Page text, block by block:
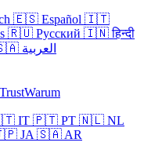
🇪🇸 Español 🇮🇹
🇷🇺 Русский 🇮🇳 हिन्दी
🇸🇦 العربية
Warum
IT 🇵🇹 PT 🇳🇱 NL
JA 🇸🇦 AR